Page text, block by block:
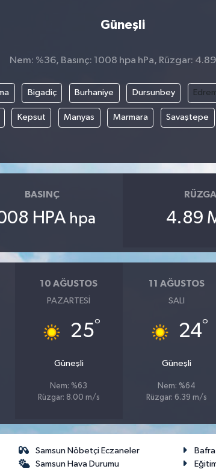
Güneşli
Nem: %36, Basınç: 1008 hpa hPa, Rüzgar:
Bigadiç Burhaniye Dursunbey
Kepsut Manyas Marmara Savaştepe
BASINÇ
HPA hpa 4.89
10 AĞUSTOS
PAZARTESI
25°
Güneşli
Nem: %63
Rüzgar: 8.00 m/s
11 AĞUSTOS
SALI
24°
Güneşli
Nem: %64
Rüzgar: 6.39 m/s
Samsun Nöbetçi Eczaneler
Samsun Hava Durumu